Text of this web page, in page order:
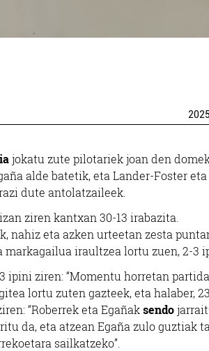
2025
jokatu zute pilotariek joan den
alde batetik, eta Lander-Foster eta
dute antolatzaileek.
ziren kantxan 30-13 irabazita.
nahiz eta azken urteetan zesta
iraultzea lortu zuen, 2-3
ipini ziren: “Momentu horretan partida
lortu zuten gazteek, eta halaber,
“Roberrek eta Egañaksendo
da, eta atzean Egaña zulo guztiak
sailkatzeko”.